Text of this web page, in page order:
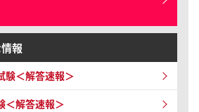
報
験＜解答速報＞
＜解答速報＞